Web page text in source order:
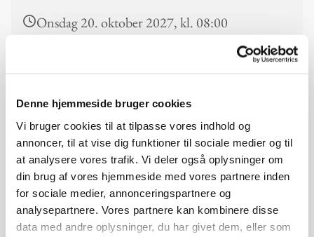
Denne hjemmeside bruger cookies
Vi bruger cookies til at tilpasse vores indhold og
annoncer, til at vise dig funktioner til sociale medier og til
at analysere vores trafik. Vi deler også oplysninger om
din brug af vores hjemmeside med vores partnere inden
for sociale medier, annonceringspartnere og
analysepartnere. Vores partnere kan kombinere disse
data med andre oplysninger, du har givet dem, eller som
Onsdag 20. oktober 2027, kl. 08:00
Lisbeth Bøge Henriksen, 20 49 09 40,
lica25@privat.dk
Gratis, ingen tilmelding
Morgenvandring